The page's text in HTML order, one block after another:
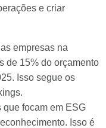
e criar
empresas na
de 15% do orçamento
Isso segue os
que focam em ESG
Isso é